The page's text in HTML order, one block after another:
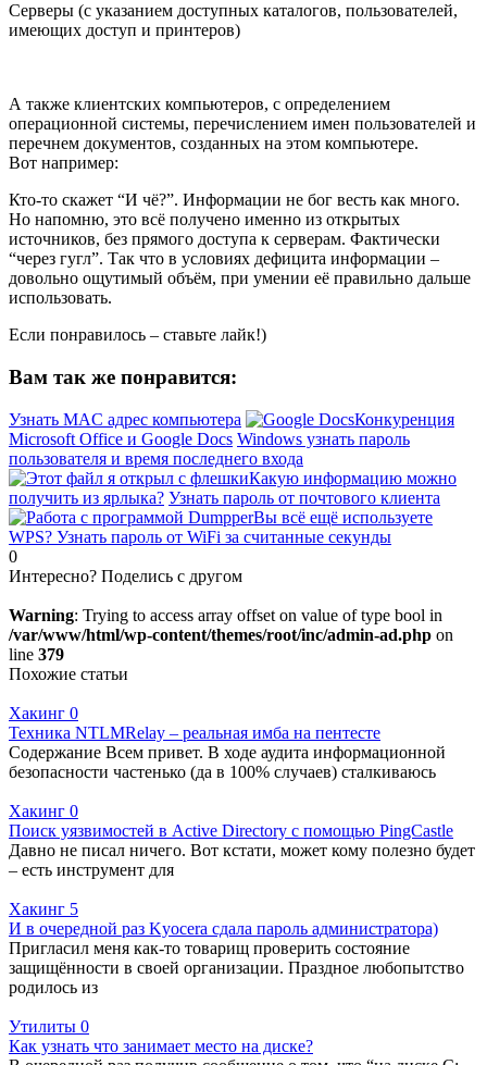
Серверы (с указанием доступных каталогов, пользователей,
имеющих доступ и принтеров)
А также клиентских компьютеров, с определением
операционной системы, перечислением имен пользователей и
перечнем документов, созданных на этом компьютере.
Вот например:
Кто-то скажет “И чё?”. Информации не бог весть как много.
Но напомню, это всё получено именно из открытых
источников, без прямого доступа к серверам. Фактически
“через гугл”. Так что в условиях дефицита информации –
довольно ощутимый объём, при умении её правильно дальше
использовать.
Если понравилось – ставьте лайк!)
Вам так же понравится:
Узнать MAC адрес компьютера
Конкуренция
Microsoft Office и Google Docs Windows узнать пароль
пользователя и время последнего входа
Какую информацию можно
получить из ярлыка? Узнать пароль от почтового клиента
Вы всё ещё используете
WPS? Узнать пароль от WiFi за считанные секунды
0
Интересно? Поделись с другом
Warning: Trying to access array offset on value of type bool in
/var/www/html/wp-content/themes/root/inc/admin-ad.php on
line 379
Похожие статьи
Хакинг 0
Техника NTLMRelay – реальная имба на пентесте
Содержание Всем привет. В ходе аудита информационной
безопасности частенько (да в 100% случаев) сталкиваюсь
Хакинг 0
Поиск уязвимостей в Active Directory с помощью PingCastle
Давно не писал ничего. Вот кстати, может кому полезно будет
– есть инструмент для
Хакинг 5
И в очередной раз Kyocera сдала пароль администратора)
Пригласил меня как-то товарищ проверить состояние
защищённости в своей организации. Праздное любопытство
родилось из
Утилиты 0
Как узнать что занимает место на диске?